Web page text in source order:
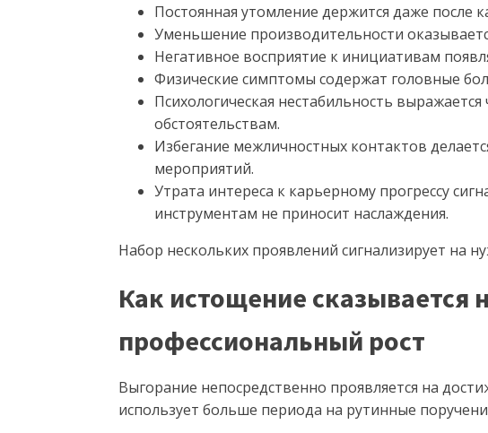
Постоянная утомление держится даже после
Уменьшение производительности
Негативное восприятие к инициативам
Физические симптомы содержат головные
Психологическая нестабильность
обстоятельствам.
Избегание межличностных контактов
мероприятий.
Утрата интереса к карьерному прогрессу
инструментам не приносит наслаждения.
Набор нескольких проявлений сигнализирует на
Как истощение сказывается
профессиональный рост
Выгорание непосредственно проявляется на
использует больше периода на рутинные